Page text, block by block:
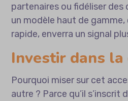
partenaires ou fidéliser
un modèle haut de
rapide, enverra un signal
Investir dans la
Pourquoi miser sur cet
autre ? Parce qu’il s’inscrit